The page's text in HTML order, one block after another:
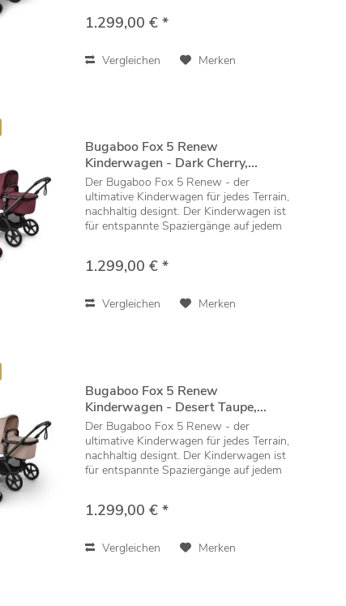
manövrieren....
1.299,00 € *
Vergleichen Merken
Bugaboo Fox 5 Renew
Kinderwagen - Dark Cherry,...
Der Bugaboo Fox 5 Renew - der
ultimative Kinderwagen für jedes Terrain,
nachhaltig designt. Der Kinderwagen ist
für entspannte Spaziergänge auf jedem
manövrieren....
1.299,00 € *
Vergleichen Merken
Bugaboo Fox 5 Renew
Kinderwagen - Desert Taupe,...
Der Bugaboo Fox 5 Renew - der
ultimative Kinderwagen für jedes Terrain,
nachhaltig designt. Der Kinderwagen ist
für entspannte Spaziergänge auf jedem
manövrieren....
1.299,00 € *
Vergleichen Merken